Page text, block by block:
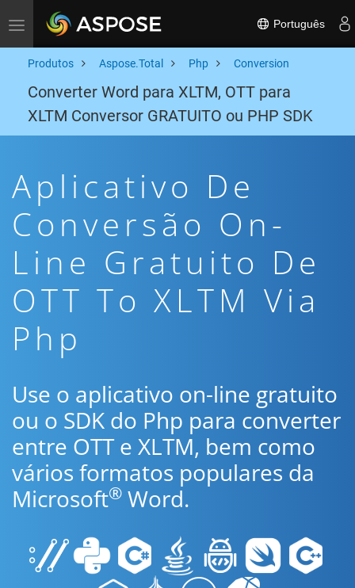
Toggle navigation Português
Produtos Aspose.Total Php Conversion
Converter Word para XLTM, OTT para
XLTM Conversor GRATUITO ou PHP SDK
Aplicativo De
Conversão On-
Line Gratuito De
OTT To XLTM Via
Php
Use o aplicativo on-line gratuito
ou o SDK do Php para converter
entre OTT e XLTM, bem como
vários formatos populares da
Microsoft® Word.